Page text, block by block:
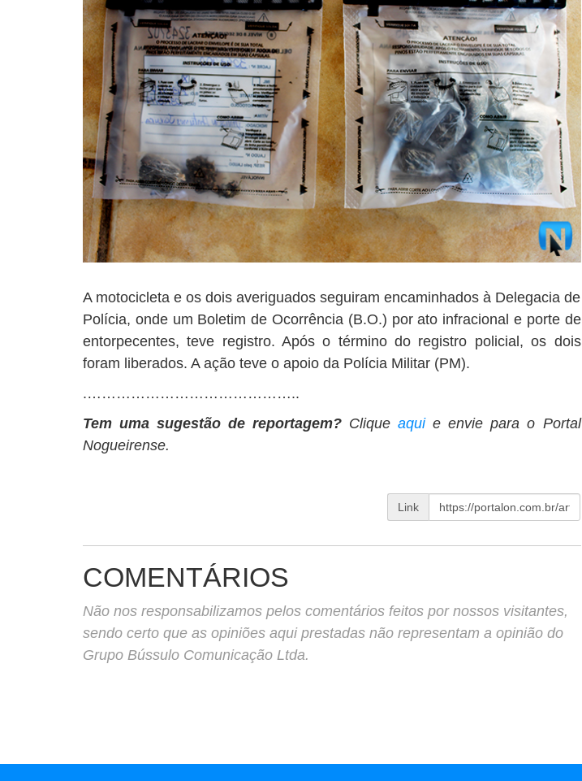
A motocicleta e os dois averiguados seguiram encaminhados à Delegacia de
Polícia, onde um Boletim de Ocorrência (B.O.) por ato infracional e porte de
entorpecentes, teve registro. Após o término do registro policial, os dois
foram liberados. A ação teve o apoio da Polícia Militar (PM).
.……………………………………..
Tem uma sugestão de reportagem? Clique aqui e envie para o Portal
Nogueirense.
Link
COMENTÁRIOS
Não nos responsabilizamos pelos comentários feitos por nossos visitantes,
sendo certo que as opiniões aqui prestadas não representam a opinião do
Grupo Bússulo Comunicação Ltda.